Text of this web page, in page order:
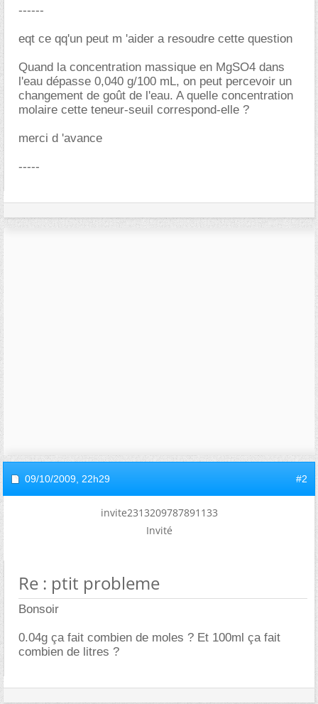
------
eqt ce qq'un peut m 'aider a resoudre cette question
Quand la concentration massique en MgSO4 dans
l'eau dépasse 0,040 g/100 mL, on peut percevoir un
changement de goût de l'eau. A quelle concentration
molaire cette teneur-seuil correspond-elle ?
merci d 'avance
-----
09/10/2009, 22h29 #2
invite2313209787891133
Invité
Re : ptit probleme
Bonsoir
0.04g ça fait combien de moles ? Et 100ml ça fait
combien de litres ?